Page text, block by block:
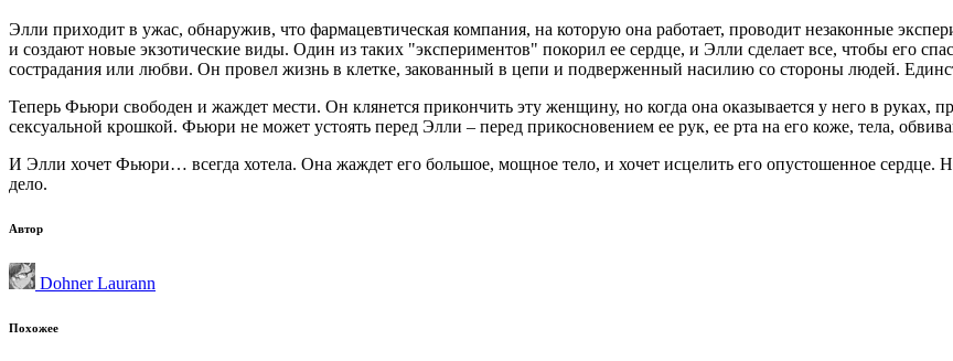
Элли приходит в ужас, обнаружив, что фармацевтическая компания, на которую она работает, проводит незаконные
и создают новые экзотические виды. Один из таких "экспериментов" покорил ее сердце, и Элли сделает все, чтобы его
сострадания или любви. Он провел жизнь в клетке, закованный в цепи и подверженный насилию со стороны людей.
Теперь Фьюри свободен и жаждет мести. Он клянется прикончить эту женщину, но когда она оказывается у него в руках,
сексуальной крошкой. Фьюри не может устоять перед Элли – перед прикосновением ее рук, ее рта на его коже, тела,
И Элли хочет Фьюри… всегда хотела. Она жаждет его большое, мощное тело, и хочет исцелить его опустошенное
дело.
Автор
Dohner Laurann
Похожее